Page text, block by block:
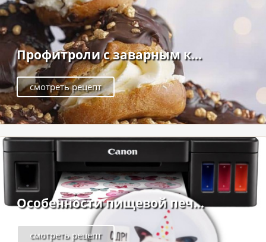
Профитроли с заварным к...
смотреть рецепт
Особенности пищевой печ...
смотреть рецепт